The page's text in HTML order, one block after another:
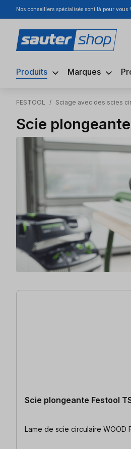
au contenu principal
Passer à la recherche
Passer à la navigation
Nos conseillers spécialisés sont là pour vous !
Produits Marques
FESTOOL / Sciage avec des scies
Scie
3 articles trouvés
Scie plongeante Festool
Lame de scie circulaire WOOD